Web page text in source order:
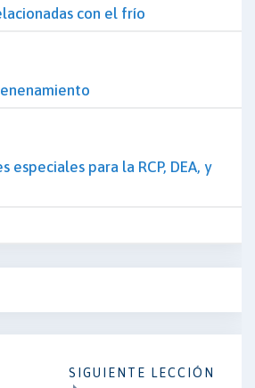
con el frío
especiales para la RCP, DEA, y
SIGUIENTE LECCIÓN